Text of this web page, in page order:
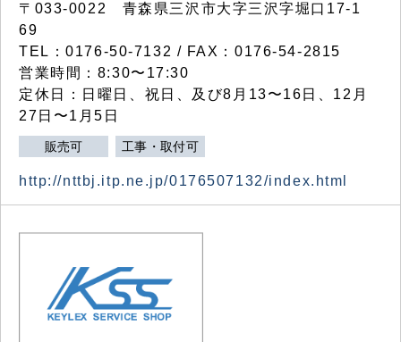
〒033-0022 青森県三沢市大字三沢字堀口17-1
69
TEL：0176-50-7132 / FAX：0176-54-2815
営業時間：8:30〜17:30
定休日：日曜日、祝日、及び8月13〜16日、12月
27日〜1月5日
販売可 工事・取付可
http://nttbj.itp.ne.jp/0176507132/index.html